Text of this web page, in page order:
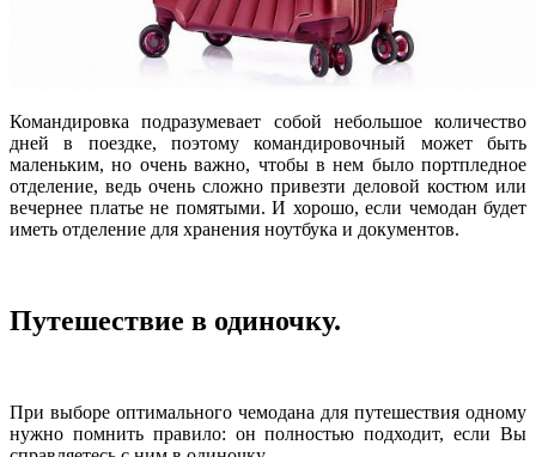
Командировка подразумевает собой небольшое количество
дней в поездке, поэтому командировочный может быть
маленьким, но очень важно, чтобы в нем было портпледное
отделение, ведь очень сложно привезти деловой костюм или
вечернее платье не помятыми. И хорошо, если чемодан будет
иметь отделение для хранения ноутбука и документов.
Путешествие в одиночку.
При выборе оптимального чемодана для путешествия одному
нужно помнить правило: он полностью подходит, если Вы